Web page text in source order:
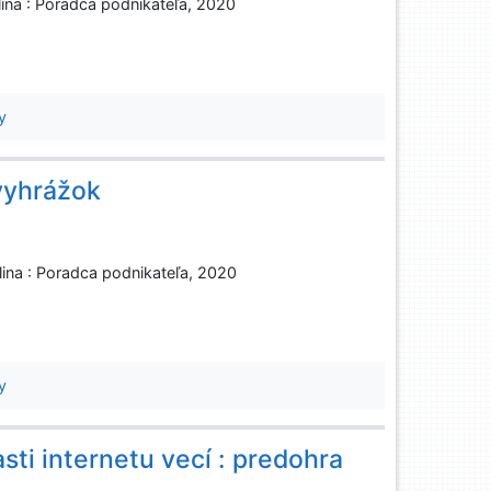
: Poradca podnikateľa, 2020
internetu vecí : predohra